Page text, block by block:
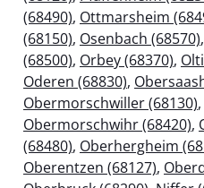
(68490), Ottmarsheim
(68150), Osenbach (68570),
(68500), Orbey (68370),
Oderen (68830),
Obermorschwiller (68130),
Obermorschwihr (68420),
(68480), Oberhergheim
Oberentzen (68127),